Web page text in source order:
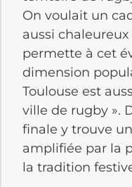
On voulait un
aussi
permette à cet
dimension
Toulouse est
ville de rugby ».
finale y trouve
amplifiée par la
la tradition